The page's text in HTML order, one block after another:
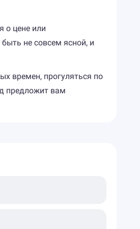
о цене или
не совсем ясной, и
времен, прогуляться по
предложит вам